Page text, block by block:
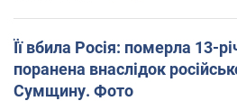
Її вбила Росія: померла 13-
поранена внаслідок
Сумщину. Фото